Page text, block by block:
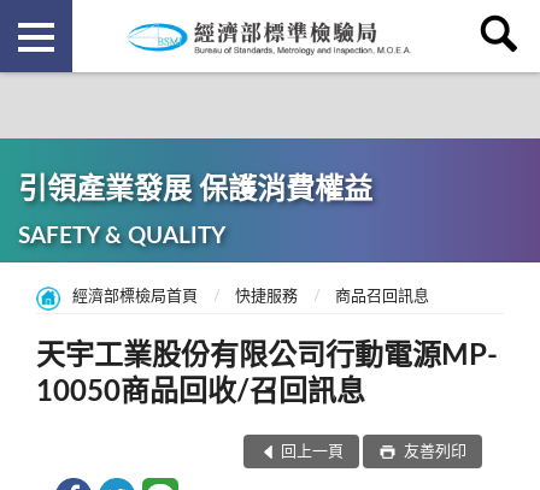
引領產業發展 保護消費權益
SAFETY & QUALITY
經濟部標檢局首頁 快捷服務 商品召回訊息
天宇工業股份有限公司行動電源MP-
10050商品回收/召回訊息
回上一頁 友善列印